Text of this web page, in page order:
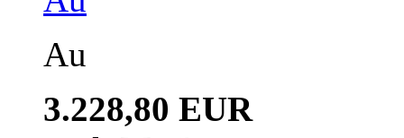
Au
3.228,80 EUR